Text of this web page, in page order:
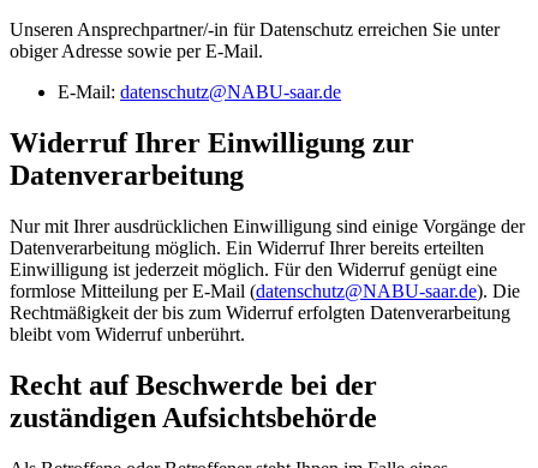
Unseren Ansprechpartner/-in für Datenschutz erreichen Sie unter
obiger Adresse sowie per E-Mail.
E-Mail: datenschutz@NABU-saar.de
Widerruf Ihrer Einwilligung zur
Datenverarbeitung
Nur mit Ihrer ausdrücklichen Einwilligung sind einige Vorgänge der
Datenverarbeitung möglich. Ein Widerruf Ihrer bereits erteilten
Einwilligung ist jederzeit möglich. Für den Widerruf genügt eine
formlose Mitteilung per E-Mail (datenschutz@NABU-saar.de). Die
Rechtmäßigkeit der bis zum Widerruf erfolgten Datenverarbeitung
bleibt vom Widerruf unberührt.
Recht auf Beschwerde bei der
zuständigen Aufsichtsbehörde